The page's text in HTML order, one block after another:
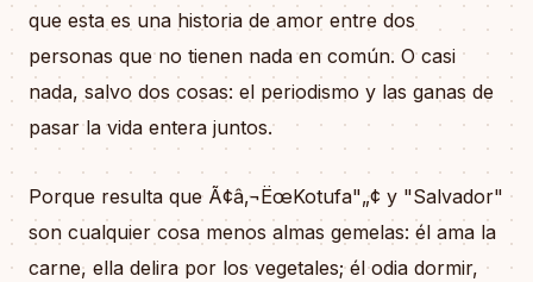
que esta es una historia de amor entre dos
personas que no tienen nada en común. O casi
nada, salvo dos cosas: el periodismo y las ganas de
pasar la vida entera juntos.
Porque resulta que Ã¢â‚¬ËœKotufa"„¢ y "Salvador"
son cualquier cosa menos almas gemelas: él ama la
carne, ella delira por los vegetales; él odia dormir,